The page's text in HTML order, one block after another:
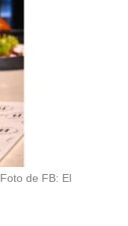
Foto de FB: El